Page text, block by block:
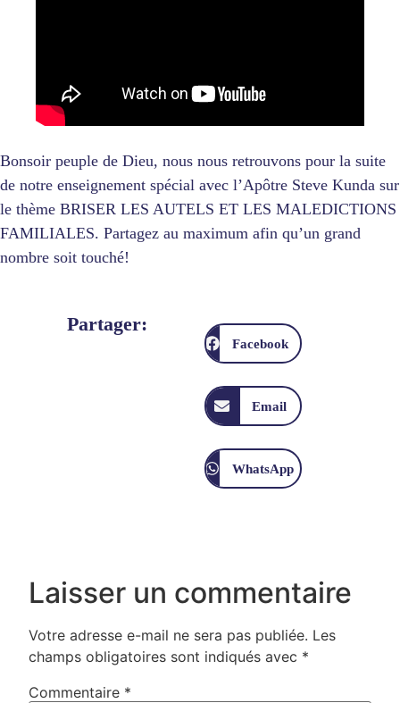
Bonsoir peuple de Dieu, nous nous retrouvons pour la suite
de notre enseignement spécial avec l’Apôtre Steve Kunda sur
le thème BRISER LES AUTELS ET LES MALEDICTIONS
FAMILIALES. Partagez au maximum afin qu’un grand
nombre soit touché!
Partager:
Facebook
Email
WhatsApp
Laisser un commentaire
Votre adresse e-mail ne sera pas publiée. Les
champs obligatoires sont indiqués avec *
Commentaire *